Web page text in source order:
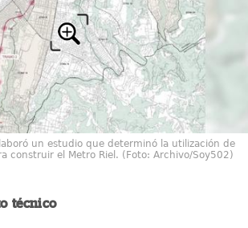
un estudio que determinó la utilización de
construir el Metro Riel. (Foto: Archivo/Soy502)
técnico